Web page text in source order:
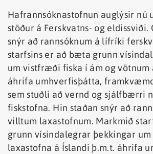
Hafrannsóknastofnun auglýsir nú
stöður á Ferskvatns- og eldissviði.
snýr að rannsóknum á lífríki
starfsins er að bæta grunn
um vistfræði fiska í ám og vötnum
áhrifa umhverfisþátta,
sem stuðli að vernd og sjálfbærri
fiskstofna. Hin staðan snýr að
villtum laxastofnum. Markmið
grunn vísindalegrar þekkingar
laxastofna á Íslandi þ.m.t. áhrifa